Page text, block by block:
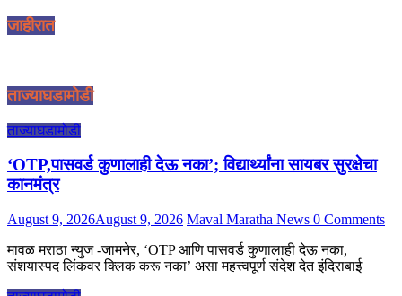
जाहीरात
ताज्याघडामोडी
ताज्याघडामोडी
‘OTP,पासवर्ड कुणालाही देऊ नका’; विद्यार्थ्यांना सायबर सुरक्षेचा
कानमंत्र
August 9, 2026August 9, 2026 Maval Maratha News 0 Comments
मावळ मराठा न्युज -जामनेर, ‘OTP आणि पासवर्ड कुणालाही देऊ नका,
संशयास्पद लिंकवर क्लिक करू नका’ असा महत्त्वपूर्ण संदेश देत इंदिराबाई